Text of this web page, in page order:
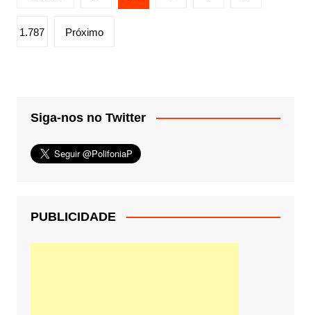
posts
1.787 Próximo
Siga-nos no Twitter
PUBLICIDADE